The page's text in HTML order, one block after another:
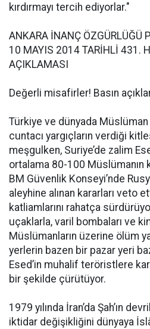
kırdırmayı tercih ediyorlar."
ANKARA İNANÇ ÖZGÜRLÜĞÜ
10 MAYIS 2014 TARİHLİ 431.
AÇIKLAMASI
Değerli misafirler! Basın
Türkiye ve dünyada Müslüman
cuntacı yargıçların verdiği
meşgulken, Suriye’de zalim
ortalama 80-100 Müslümanın
BM Güvenlik Konseyi’nde
aleyhine alınan kararları veto
katliamlarını rahatça
uçaklarla, varil bombaları ve
Müslümanların üzerine ölüm
yerlerin bazen bir pazar yeri
Esed’in muhalif teröristlere
bir şekilde çürütüyor.
1979 yılında İran’da Şah’ın
iktidar değişikliğini dünyaya